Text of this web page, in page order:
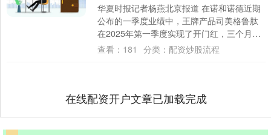
华夏时报记者杨燕北京报道 在诺和诺德近期
公布的一季度业绩中，王牌产品司美格鲁肽
在2025年第一季度实现了开门红，三个月约
80亿美元的整体销售表现，不仅超过了礼
查看： 181 分类： 配资炒股流程
在线配资开户文章已加载完成